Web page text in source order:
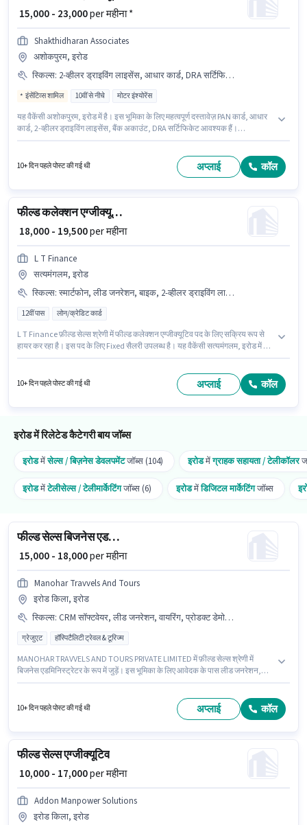
₹ 15,000 - 23,000per महीना *
Shakthidharan Associates
अशोकपुरम, इरोड
स्किल्स: 2-व्हीलर ड्राइविंग लाइसेंस, आधार कार्ड, DRA सर्टिफिकेट, बैंक अकाउंट, PAN कार्ड, बाइक
इंसेंटिव्स शामिल 10वीं से नीचे मोटर इंश्योरेंस
यह वैकेंसी अशोकपुरम, इरोड में है। इस भूमिका के लिए महत्वपूर्ण दस्तावेज़ PAN कार्ड, आधार
कार्ड, 2-व्हीलर ड्राइविंग लाइसेंस, बैंक अकाउंट, DRA सर्टिफिकेट आवश्यक हैं।
3 वर्षो वर्ष के अनुभव वाले के लिए उपयुक्त है। आप प्रति माह ₹23000 तक कमा सकते हैं। इस
10+ दिन पहले पोस्ट की गई थी अप्लाई कॉल
फील्ड कलेक्शन एग्जीक्यूटिव
₹ 18,000 - 19,500per महीना
L T Finance
सत्यमंगलम, इरोड
स्किल्स: स्मार्टफोन, लीड जनरेशन, बाइक, 2-व्हीलर ड्राइविंग लाइसेंस
12वीं पास लोन/क्रेडिट कार्ड
L T Finance फ़ील्ड सेल्स श्रेणी में फील्ड कलेक्शन एग्जीक्यूटिव पद के लिए सक्रिय रूप से
हायर कर रहा है। इस पद के लिए Fixed सैलरी उपलब्ध है। यह वैकेंसी सत्यमंगलम, इरोड में है।
के लिए आवेदक के पास लीड जनरेशन जैसी स्किल्स होनी चाहिए।
10+ दिन पहले पोस्ट की गई थी अप्लाई कॉल
इरोड में रिलेटेड कैटेगरी बाय जॉब्स
इरोडमेंसेल्स / बिज़नेस डेवलपमेंटजॉब्स (104) इरोडमेंग्राहक सहायता / टेलीकॉलर
इरोडमेंटेलीसेल्स / टेलीमार्केटिंगजॉब्स (6) इरोडमेंडिजिटल मार्केटिंगजॉब्स
फील्ड सेल्स बिजनेस एडमिनिस्ट्रेटर
₹ 15,000 - 18,000per महीना
Manohar Travvels And Tours
इरोड किला, इरोड
स्किल्स: CRM सॉफ्टवेयर, लीड जनरेशन, वायरिंग, प्रोडक्ट डेमो, एरिया नॉलेज
ग्रेजुएट हॉस्पिटैलिटी ट्रेवल & टूरिज्म
MANOHAR TRAVVELS AND TOURS PRIVATE LIMITED में फ़ील्ड सेल्स श्रेणी में
बिजनेस एडमिनिस्ट्रेटर के रूप में जुड़ें। इस भूमिका के लिए आवेदक के पास लीड जनरेशन,
ग्रेजुएट डिग्री या सर्टिफिकेट होना चाहिए। यह भूमिका 1 - 2 वर्षो वर्ष के अनुभव वाले के लिए
10+ दिन पहले पोस्ट की गई थी अप्लाई कॉल
फील्ड सेल्स एग्जीक्यूटिव
₹ 10,000 - 17,000per महीना
Addon Manpower Solutions
इरोड किला, इरोड